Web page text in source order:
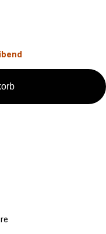
Medizinball-
für 5kg